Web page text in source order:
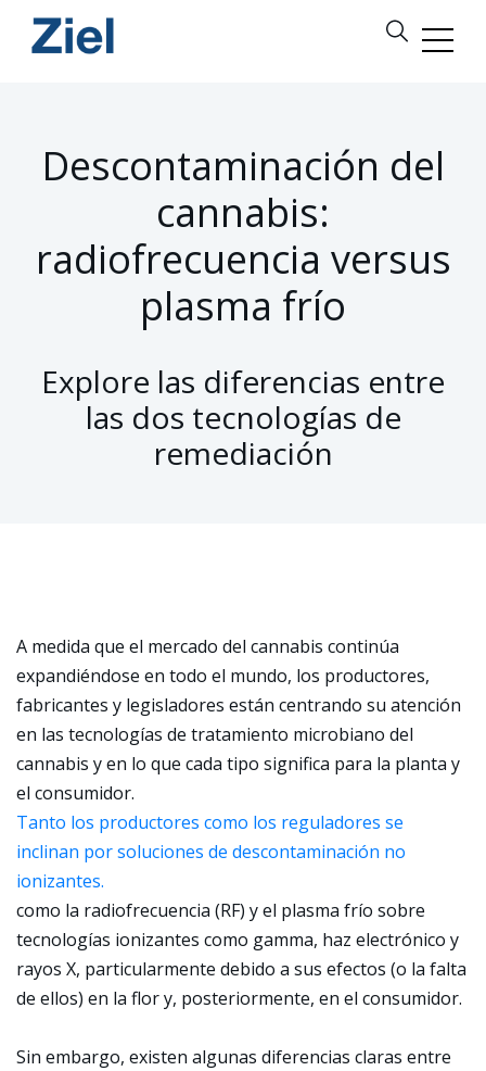
Descontaminación del
cannabis:
radiofrecuencia versus
plasma frío
Explore las diferencias entre
las dos tecnologías de
remediación
A medida que el mercado del cannabis continúa
expandiéndose en todo el mundo, los productores,
fabricantes y legisladores están centrando su atención
en las tecnologías de tratamiento microbiano del
cannabis y en lo que cada tipo significa para la planta y
el consumidor.
Tanto los productores como los reguladores se
inclinan por soluciones de descontaminación no
ionizantes.
como la radiofrecuencia (RF) y el plasma frío sobre
tecnologías ionizantes como gamma, haz electrónico y
rayos X, particularmente debido a sus efectos (o la falta
de ellos) en la flor y, posteriormente, en el consumidor.
Sin embargo, existen algunas diferencias claras entre